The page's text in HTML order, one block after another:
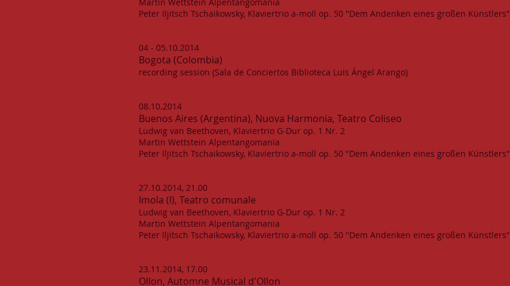
Peter Iljitsch Tschaikowsky, Klaviertrio a-moll op. 50 "Dem Andenken eines großen Künstlers"
04 - 05.10.2014
Bogota (Colombia)
recording session (Sala de Conciertos Biblioteca Luis Ángel Arango)
08.10.2014
Buenos Aires (Argentina), Nuova Harmonia, Teatro Coliseo
Ludwig van Beethoven, Klaviertrio G-Dur op. 1 Nr. 2
Martin Wettstein Alpentangomania
Peter Iljitsch Tschaikowsky, Klaviertrio a-moll op. 50 "Dem Andenken eines großen Künstlers"
27.10.2014, 21.00
Imola (I), Teatro comunale
Ludwig van Beethoven, Klaviertrio G-Dur op. 1 Nr. 2
Martin Wettstein Alpentangomania
Peter Iljitsch Tschaikowsky, Klaviertrio a-moll op. 50 "Dem Andenken eines großen Künstlers"
23.11.2014, 17.00
Ollon, Automne Musical d'Ollon